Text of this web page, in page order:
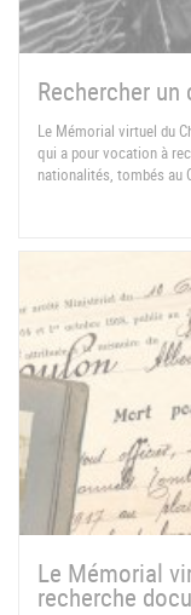
Rechercher
Le Mémorial virtuel du
qui a pour vocation à
nationalités, tombés au
Le Mémorial
recherche